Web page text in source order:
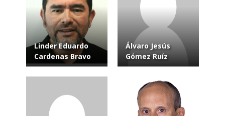
Linder Eduardo
Cardenas Bravo
Álvaro Jesús
Gómez Ruíz